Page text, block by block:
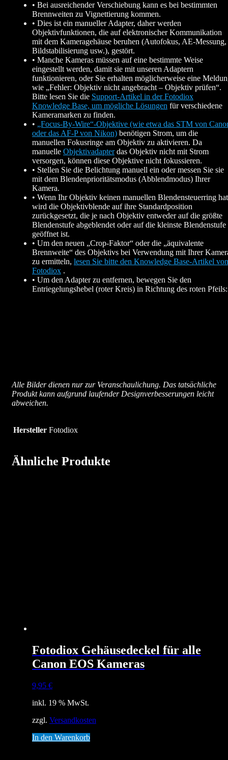
• Bei ausreichender Verschiebung kann es bei bestimmten
Brennweiten zu Vignettierung kommen.
• Dies ist ein manueller Adapter, daher werden
Objektivfunktionen, die auf elektronischer Kommunikation
mit dem Kameragehäuse beruhen (Autofokus, AE-Messung,
Bildstabilisierung usw.), gestört.
• Manche Kameras müssen auf eine bestimmte Weise
eingestellt werden, damit sie mit unseren Adaptern
funktionieren, oder Sie erhalten möglicherweise eine
wie „Fehler: Objektiv nicht angebracht – Objektiv prüfen“.
Bitte lesen Sie die Support-Artikel in der Fotodiox
Knowledge Base, um mögliche Lösungen für verschiedene
Kameramarken zu finden.
• „Focus-By-Wire“-Objektive (wie etwa das STM von
oder das AF-P von Nikon) benötigen Strom, um die
manuellen Fokusringe am Objektiv zu aktivieren. Da
manuelle Objektivadapterdas Objektiv nicht mit Strom
versorgen, können diese Objektive nicht fokussieren.
• Stellen Sie die Belichtung manuell ein oder messen Sie sie
mit dem Blendenprioritätsmodus (Abblendmodus) Ihrer
Kamera.
• Wenn Ihr Objektiv keinen manuellen Blendensteuerring
wird die Objektivblende auf ihre Standardposition
zurückgesetzt, die je nach Objektiv entweder auf die größte
Blendenstufe abgeblendet oder auf die kleinste Blendenstufe
geöffnet ist.
• Um den neuen „Crop-Faktor“ oder die „äquivalente
Brennweite“ des Objektivs bei Verwendung mit Ihrer
zu ermitteln, lesen Sie bitte den Knowledge Base-Artikel von
Fotodiox .
• Um den Adapter zu entfernen, bewegen Sie den
Entriegelungshebel (roter Kreis) in Richtung des roten Pfeils:
Alle Bilder dienen nur zur Veranschaulichung. Das tatsächliche
Produkt kann aufgrund laufender Designverbesserungen leicht
abweichen.
Hersteller Fotodiox
Ähnliche Produkte
Fotodiox Gehäusedeckel für alle
Canon EOS Kameras
9,95 €
inkl. 19 % MwSt.
zzgl. Versandkosten
In den Warenkorb